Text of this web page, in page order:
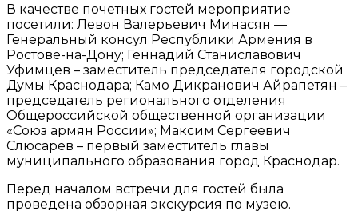
В качестве почетных гостей мероприятие
посетили: Левон Валерьевич Минасян —
Генеральный консул Республики Армения в
Ростове-на-Дону; Геннадий Станиславович
Уфимцев – заместитель председателя городской
Думы Краснодара; Камо Дикранович Айрапетян –
председатель регионального отделения
Общероссийской общественной организации
«Союз армян России»; Максим Сергеевич
Слюсарев – первый заместитель главы
муниципального образования город Краснодар.
Перед началом встречи для гостей была
проведена обзорная экскурсия по музею.